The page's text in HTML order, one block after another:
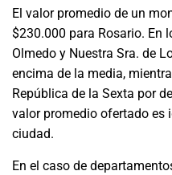
El valor promedio de un
$230.000 para Rosario. En
Olmedo y Nuestra Sra. de
encima de la media,
República de la Sexta por
valor promedio ofertado es
ciudad.
En el caso de